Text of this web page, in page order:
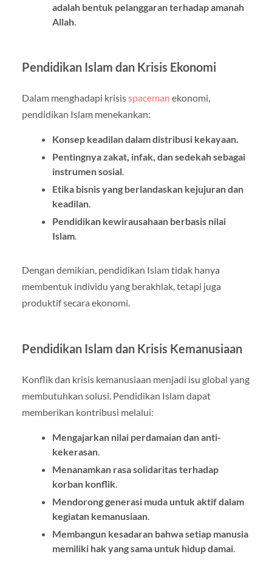
adalah bentuk pelanggaran terhadap amanah
Allah.
Pendidikan Islam dan Krisis Ekonomi
Dalam menghadapi krisisspaceman ekonomi,
pendidikan Islam menekankan:
Konsep keadilan dalam distribusi kekayaan.
Pentingnya zakat, infak, dan sedekah sebagai
instrumen sosial.
Etika bisnis yang berlandaskan kejujuran dan
keadilan.
Pendidikan kewirausahaan berbasis nilai
Islam.
Dengan demikian, pendidikan Islam tidak hanya
membentuk individu yang berakhlak, tetapi juga
produktif secara ekonomi.
Pendidikan Islam dan Krisis Kemanusiaan
Konflik dan krisis kemanusiaan menjadi isu global yang
membutuhkan solusi. Pendidikan Islam dapat
memberikan kontribusi melalui:
Mengajarkan nilai perdamaian dan anti-
kekerasan.
Menanamkan rasa solidaritas terhadap
korban konflik.
Mendorong generasi muda untuk aktif dalam
kegiatan kemanusiaan.
Membangun kesadaran bahwa setiap manusia
memiliki hak yang sama untuk hidup damai.